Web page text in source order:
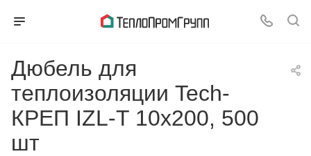
Дюбель для
теплоизоляции Tech-
КРЕП IZL-T 10x200, 500
шт